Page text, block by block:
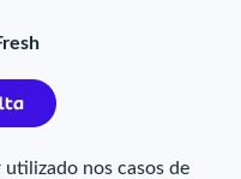
utilizado nos casos de